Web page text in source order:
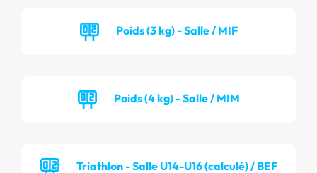
Poids (3 kg) - Salle / MIF
Poids (4 kg) - Salle / MIM
Triathlon - Salle U14-U16 (calculé) / BEF